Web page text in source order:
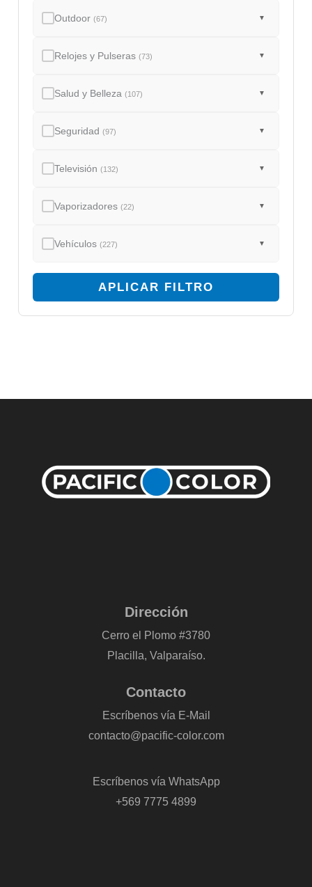
Outdoor(67) ▼
Relojes y Pulseras(73) ▼
Salud y Belleza(107) ▼
Seguridad(97) ▼
Televisión(132) ▼
Vaporizadores(22) ▼
Vehículos(227) ▼
APLICAR FILTRO
Dirección
Cerro el Plomo #3780
Placilla, Valparaíso.
Contacto
Escríbenos vía E-Mail
contacto@pacific-color.com
Escríbenos vía WhatsApp
+569 7775 4899